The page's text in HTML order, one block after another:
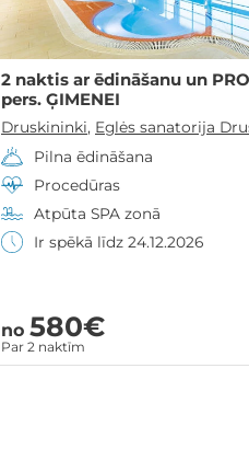
2 naktis ar ēdināšanu un
pers. ĢIMENEI
Druskininki, Eglės sanatorija
Pilna ēdināšana
Procedūras
Atpūta SPA zonā
Ir spēkā līdz 24.12.2026
no 580€
Par 2 naktīm